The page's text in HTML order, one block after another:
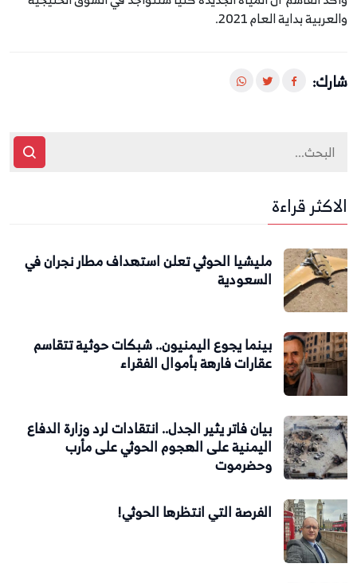
والعربية بداية العام 2021.
شارك:
الاكثر قراءة
مليشيا الحوثي تعلن استهداف مطار نجران في
السعودية
بينما يجوع اليمنيون.. شبكات حوثية تتقاسم
عقارات فارهة بأموال الفقراء
بيان فاتر يثير الجدل.. انتقادات لرد وزارة الدفاع
اليمنية على الهجوم الحوثي على مأرب
وحضرموت
الفرصة التي انتظرها الحوثي!